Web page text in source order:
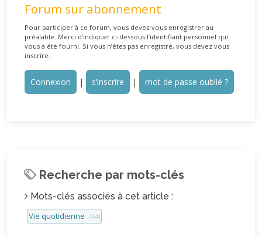
Forum sur abonnement
Pour participer à ce forum, vous devez vous enregistrer au
préalable. Merci d’indiquer ci-dessous l’identifiant personnel qui
vous a été fourni. Si vous n’êtes pas enregistré, vous devez vous
inscrire.
Connexion | s’inscrire | mot de passe oublié ?
Recherche par mots-clés
Mots-clés associés à cet article :
Vie quotidienne (44)